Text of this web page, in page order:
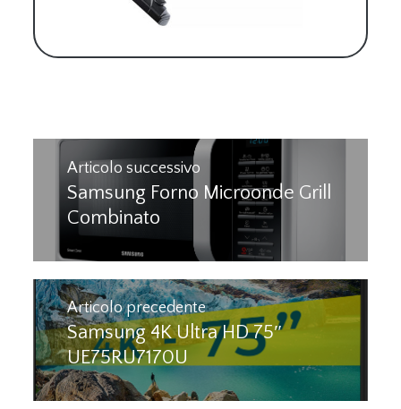
Navigazione
articoli
Articolo successivo
Previous
post:
Samsung Forno Microonde Grill
Combinato
Articolo precedente
Next
post:
Samsung 4K Ultra HD 75″
UE75RU7170U